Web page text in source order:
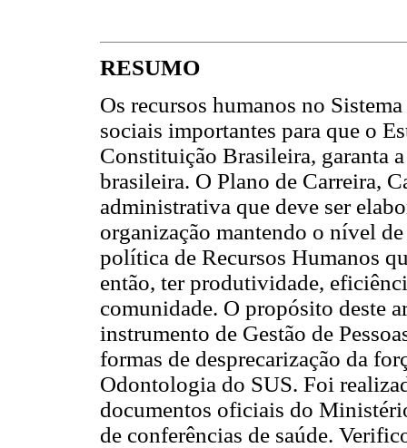
RESUMO
Os recursos humanos no
sociais importantes para que o
Constituição Brasileira, garanta
brasileira. O Plano de Carreira,
administrativa que deve ser
organização mantendo o nível
política de Recursos Humanos
então, ter produtividade,
comunidade. O propósito deste
instrumento de Gestão de
formas de desprecarização da
Odontologia do SUS. Foi
documentos oficiais do
de conferências de saúde.